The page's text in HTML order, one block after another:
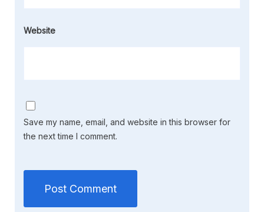
Website
Save my name, email, and website in this browser for
the next time I comment.